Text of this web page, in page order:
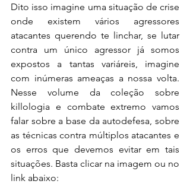
Dito isso imagine uma situação de crise
onde existem vários agressores
atacantes querendo te linchar, se lutar
contra um único agressor já somos
expostos a tantas variáreis, imagine
com inúmeras ameaças a nossa volta.
Nesse volume da coleção sobre
killologia e combate extremo vamos
falar sobre a base da autodefesa, sobre
as técnicas contra múltiplos atacantes e
os erros que devemos evitar em tais
situações. Basta clicar na imagem ou no
link abaixo: